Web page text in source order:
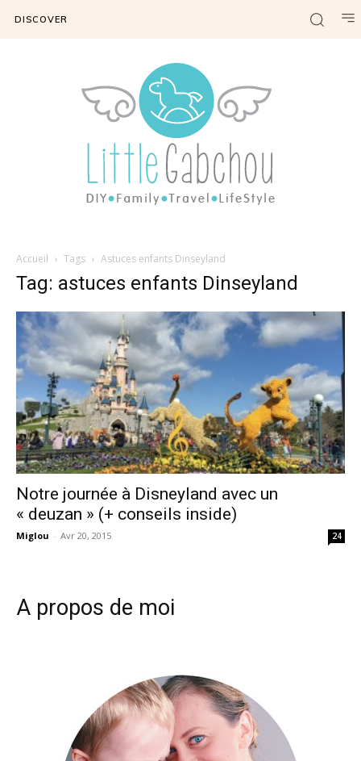
DISCOVER
Accueil Tags Astuces enfants Dinseyland
Tag: astuces enfants Dinseyland
Notre journée à Disneyland avec un
« deuzan » (+ conseils inside)
Miglou - Avr 20, 2015 24
A propos de moi